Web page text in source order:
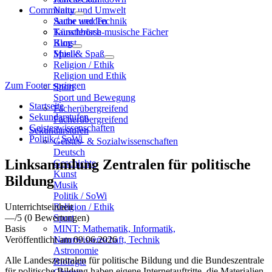
Natur und Umwelt
Sache und Technik
Künstlerisch-musische Fächer
Kunst
Musik
Religion / Ethik
Religion und Ethik
Sport
Sport und Bewegung
Fächerübergreifend
Fächerübergreifend
Sekundarstufen
Geistes- & Sozialwissenschaften
Deutsch
Geschichte
Kunst
Musik
Politik / SoWi
Religion / Ethik
Sport
MINT: Mathematik, Informatik,
Naturwissenschaft, Technik
Astronomie
Biologie
Community
Autor werden
Tauschbörse
Blog
Spiel & Spaß
Zum Footer springen
Startseite
Sekundarstufen
Geisteswissenschaften
Politik / SoWi
Linksammlung Zentralen für politische
Bildung
Unterrichtseinheit
—/5 (0 Bewertungen)
Basis
Veröffentlicht am 09.06.2026
Alle Landeszentralen für politische Bildung und die Bundeszentrale